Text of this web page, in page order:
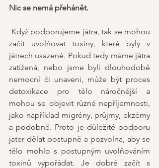
Nic se nemá přehánět.
začít uvolňovat toxiny, které byly v
játrech usazené. Pokud tedy máme játra
zatížená, nebo jsme byli dlouhodobě
nemocní či unaveni, může být proces
detoxikace pro tělo náročnější a
mohou se objevit různé nepříjemnosti,
jako například migrény, průjmy, ekzémy
a podobně. Proto je důležité podporu
jater dělat postupně a pozvolna, aby se
tělo mohlo s postupným uvolňováním
toxinů vypořádat. Je dobré začít s